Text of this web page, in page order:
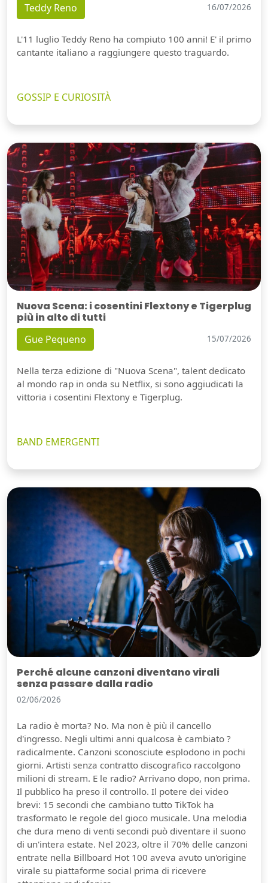
Teddy Reno 16/07/2026
L'11 luglio Teddy Reno ha compiuto 100 anni! E' il primo
cantante italiano a raggiungere questo traguardo.
GOSSIP E CURIOSITÀ
Nuova Scena: i cosentini Flextony e Tigerplug
più in alto di tutti
Gue Pequeno 15/07/2026
Nella terza edizione di "Nuova Scena", talent dedicato
al mondo rap in onda su Netflix, si sono aggiudicati la
vittoria i cosentini Flextony e Tigerplug.
BAND EMERGENTI
Perché alcune canzoni diventano virali
senza passare dalla radio
02/06/2026
La radio è morta? No. Ma non è più il cancello
d'ingresso. Negli ultimi anni qualcosa è cambiato ?
radicalmente. Canzoni sconosciute esplodono in pochi
giorni. Artisti senza contratto discografico raccolgono
milioni di stream. E le radio? Arrivano dopo, non prima.
Il pubblico ha preso il controllo. Il potere dei video
brevi: 15 secondi che cambiano tutto TikTok ha
trasformato le regole del gioco musicale. Una melodia
che dura meno di venti secondi può diventare il suono
di un'intera estate. Nel 2023, oltre il 70% delle canzoni
entrate nella Billboard Hot 100 aveva avuto un'origine
virale su piattaforme social prima di ricevere